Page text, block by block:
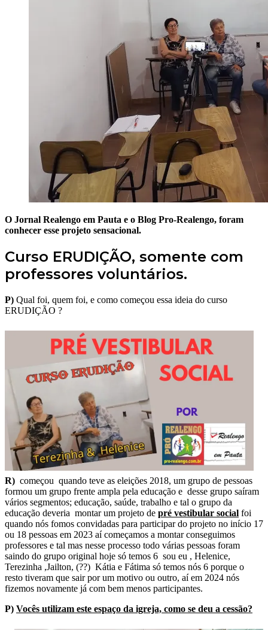
O Jornal Realengo em Pauta e o Blog Pro-Realengo, foram
conhecer esse projeto sensacional.
Curso ERUDIÇÃO, somente com
professores voluntários.
P) Qual foi, quem foi, e como começou essa ideia do curso
ERUDIÇÃO ?
R) começou quando teve as eleições 2018, um grupo de pessoas
formou um grupo frente ampla pela educação e desse grupo saíram
vários segmentos; educação, saúde, trabalho e tal o grupo da
educação deveria montar um projeto de pré vestibular social foi
quando nós fomos convidadas para participar do projeto no início 17
ou 18 pessoas em 2023 aí começamos a montar conseguimos
professores e tal mas nesse processo todo várias pessoas foram
saindo do grupo original hoje só temos 6 sou eu , Helenice,
Terezinha ,Jailton, (??) Kátia e Fátima só temos nós 6 porque o
resto tiveram que sair por um motivo ou outro, aí em 2024 nós
fizemos novamente já com bem menos participantes.
P) Vocês utilizam este espaço da igreja, como se deu a cessão?